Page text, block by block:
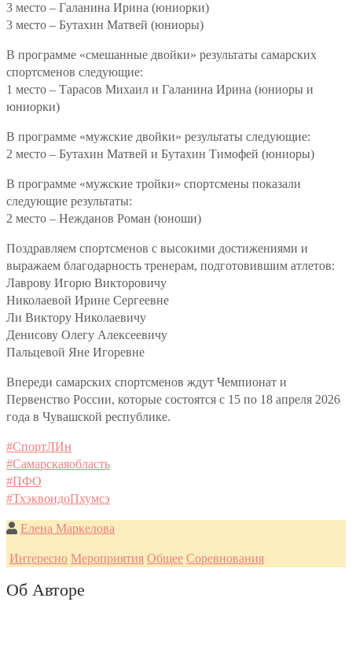
3 место – Галанина Ирина (юниорки)
3 место – Бутахин Матвей (юниоры)
В программе «смешанные двойки» результаты самарских
спортсменов следующие:
1 место – Тарасов Михаил и Галанина Ирина (юниоры и
юниорки)
В программе «мужские двойки» результаты следующие:
2 место – Бутахин Матвей и Бутахин Тимофей (юниоры)
В программе «мужские тройки» спортсмены показали
следующие результаты:
2 место – Нежданов Роман (юноши)
Поздравляем спортсменов с высокими достижениями и
выражаем благодарность тренерам, подготовившим атлетов:
Лаврову Игорю Викторовичу
Николаевой Ирине Сергеевне
Ли Виктору Николаевичу
Денисову Олегу Алексеевичу
Пальцевой Яне Игоревне
Впереди самарских спортсменов ждут Чемпионат и
Первенство России, которые состоятся с 15 по 18 апреля 2026
года в Чувашской республике.
#CпортЛИн
#Самарскаяобласть
#ПФО
#ТхэквондоПхумсэ
Елена Маркелова
Интересно Мероприятия Общее Соревнования
Об Авторе